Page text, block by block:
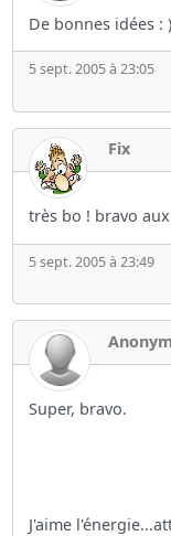
De bonnes idées : )
5 sept. 2005 à 23:05
Fix
très bo ! bravo
5 sept. 2005 à 23:49
Super, bravo.
J'aime